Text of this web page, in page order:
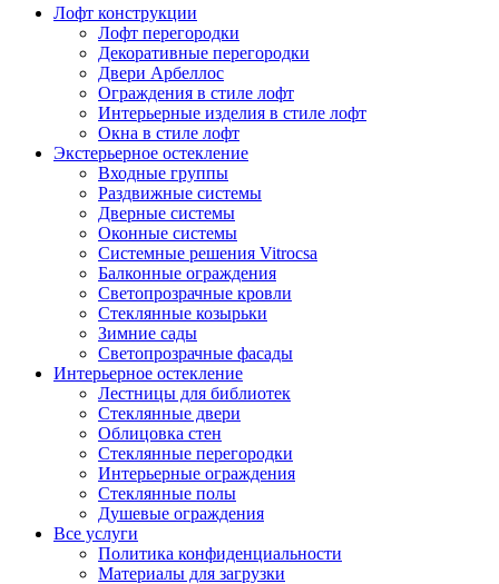
Лофт конструкции
Лофт перегородки
Декоративные перегородки
Двери Арбеллос
Ограждения в стиле лофт
Интерьерные изделия в стиле лофт
Окна в стиле лофт
Экстерьерное остекление
Входные группы
Раздвижные системы
Дверные системы
Оконные системы
Системные решения Vitrocsa
Балконные ограждения
Светопрозрачные кровли
Стеклянные козырьки
Зимние сады
Светопрозрачные фасады
Интерьерное остекление
Лестницы для библиотек
Стеклянные двери
Облицовка стен
Стеклянные перегородки
Интерьерные ограждения
Стеклянные полы
Душевые ограждения
Все услуги
Политика конфиденциальности
Материалы для загрузки